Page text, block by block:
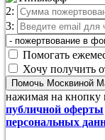
2:
3:
Помогать
Хочу получить
Помочь Москвиной
нажимая на кнопку
публичной оферты
персональных